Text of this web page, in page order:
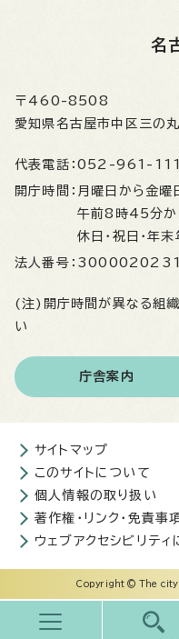
名
〒460-8508
愛知県名古屋市中区三の
代表電話： 052-961-
開庁時間： 月曜日から金曜
午前8時45分か
休日・祝日・年
法人番号：
(注)開庁時間が異なる組織
い
庁舎案内
サイトマップ
このサイトについて
個人情報の取り扱い
著作権・リンク・免責事
ウェブアクセシビリティ
Copyright © The city